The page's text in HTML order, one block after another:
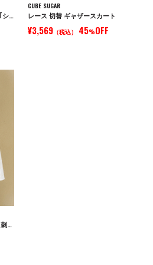
バック レース 切替 プルオーバー Tシャツ
CUBE SUGAR
レース 切替 ギャザースカート
¥3,569（税込） 45%OFF
インド 60sキャンブリック ドット 刺繍 前後 2Way キャミソール